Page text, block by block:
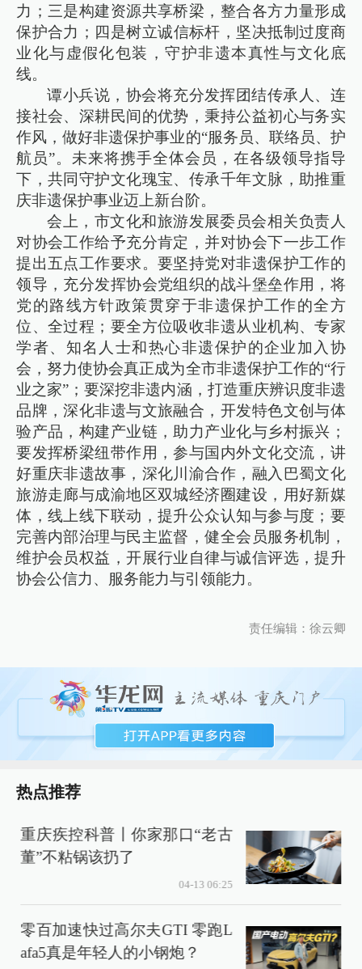
力；三是构建资源共享桥梁，整合各方力量形成
保护合力；四是树立诚信标杆，坚决抵制过度商
业化与虚假化包装，守护非遗本真性与文化底
线。
谭小兵说，协会将充分发挥团结传承人、连
接社会、深耕民间的优势，秉持公益初心与务实
作风，做好非遗保护事业的“服务员、联络员、护
航员”。未来将携手全体会员，在各级领导指导
下，共同守护文化瑰宝、传承千年文脉，助推重
庆非遗保护事业迈上新台阶。
会上，市文化和旅游发展委员会相关负责人
对协会工作给予充分肯定，并对协会下一步工作
提出五点工作要求。要坚持党对非遗保护工作的
领导，充分发挥协会党组织的战斗堡垒作用，将
党的路线方针政策贯穿于非遗保护工作的全方
位、全过程；要全方位吸收非遗从业机构、专家
学者、知名人士和热心非遗保护的企业加入协
会，努力使协会真正成为全市非遗保护工作的“行
业之家”；要深挖非遗内涵，打造重庆辨识度非遗
品牌，深化非遗与文旅融合，开发特色文创与体
验产品，构建产业链，助力产业化与乡村振兴；
要发挥桥梁纽带作用，参与国内外文化交流，讲
好重庆非遗故事，深化川渝合作，融入巴蜀文化
旅游走廊与成渝地区双城经济圈建设，用好新媒
体，线上线下联动，提升公众认知与参与度；要
完善内部治理与民主监督，健全会员服务机制，
维护会员权益，开展行业自律与诚信评选，提升
协会公信力、服务能力与引领能力。
责任编辑：徐云卿
热点推荐
重庆疾控科普丨你家那口“老古
董”不粘锅该扔了
04-13 06:25
零百加速快过高尔夫GTI 零跑L
afa5真是年轻人的小钢炮？